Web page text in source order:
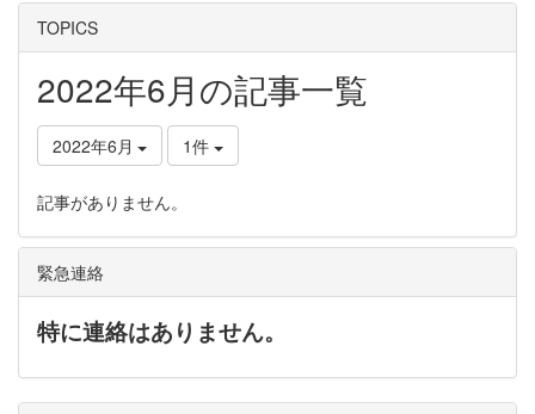
TOPICS
2022年6月の記事一覧
2022年6月 1件
記事がありません。
緊急連絡
特に連絡はありません。